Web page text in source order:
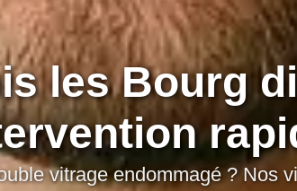
les Bourg
vitrage endommagé ? Nos